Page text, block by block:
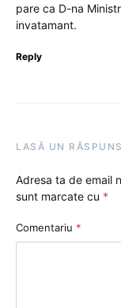
pare ca D-na
invatamant.
Reply
LASĂ UN RĂSPUNS
Adresa ta de email
sunt marcate cu *
Comentariu *